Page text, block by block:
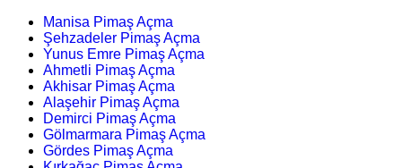
Manisa Pimaş Açma
Şehzadeler Pimaş Açma
Yunus Emre Pimaş Açma
Ahmetli Pimaş Açma
Akhisar Pimaş Açma
Alaşehir Pimaş Açma
Demirci Pimaş Açma
Gölmarmara Pimaş Açma
Gördes Pimaş Açma